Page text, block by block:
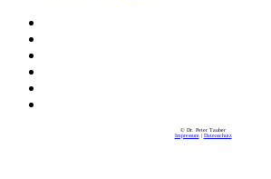
© Dr. Peter Tauber
Impressum| Datenschutz